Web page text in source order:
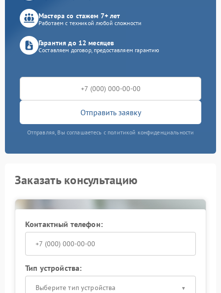
Мастера со стажем 7+ лет
Работаем с техникой любой сложности
Гарантия до 12 месяцев
Составляем договор, предоставляем гарантию
Отправить заявку
Отправляя, Вы соглашаетесь с политикой конфиденциальности
Заказать консультацию
Контактный телефон:
Тип устройства:
Выберите тип устройства